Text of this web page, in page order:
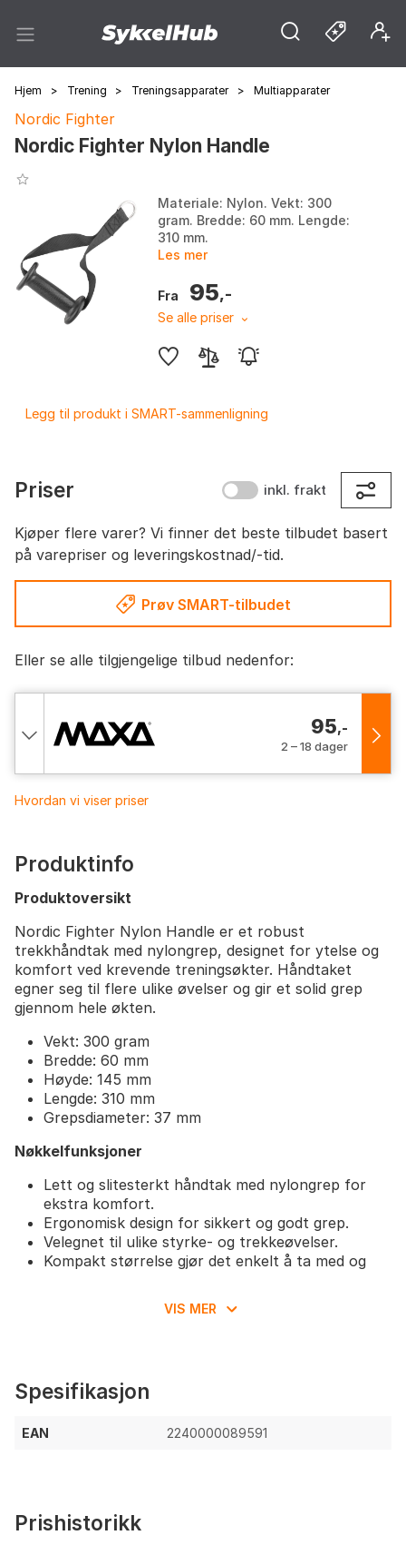
Hjem > Trening > Treningsapparater > Multiapparater
Nordic Fighter
Nordic Fighter Nylon Handle
Materiale: Nylon. Vekt: 300
gram. Bredde: 60 mm. Lengde:
310 mm.
Les mer
Fra 95,-
Se alle priser
Legg til produkt i SMART-sammenligning
Priser inkl. frakt
Kjøper flere varer? Vi finner det beste tilbudet basert
på varepriser og leveringskostnad/-tid.
Prøv SMART-tilbudet
Eller se alle tilgjengelige tilbud nedenfor:
95,-
2 – 18 dager
Hvordan vi viser priser
Produktinfo
Produktoversikt
Nordic Fighter Nylon Handle er et robust
trekkhåndtak med nylongrep, designet for ytelse og
komfort ved krevende treningsøkter. Håndtaket
egner seg til flere ulike øvelser og gir et solid grep
gjennom hele økten.
Vekt: 300 gram
Bredde: 60 mm
Høyde: 145 mm
Lengde: 310 mm
Grepsdiameter: 37 mm
Nøkkelfunksjoner
Lett og slitesterkt håndtak med nylongrep for
ekstra komfort.
Ergonomisk design for sikkert og godt grep.
Velegnet til ulike styrke- og trekkeøvelser.
Kompakt størrelse gjør det enkelt å ta med og
VIS MER
Spesifikasjon
EAN 2240000089591
Prishistorikk